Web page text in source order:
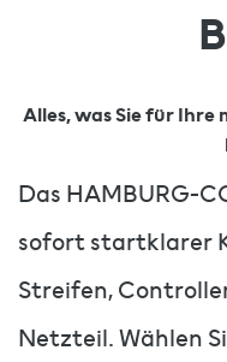
Alles, was Sie für
Das HAMBURG-
sofort startklarer
Streifen,
Netzteil. Wählen